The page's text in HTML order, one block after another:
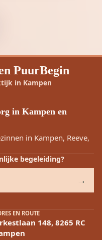
PuurBegin
in Kampen
in Kampen en
in Kampen, Reeve,
begeleiding?
EN ROUTE
148, 8265 RC